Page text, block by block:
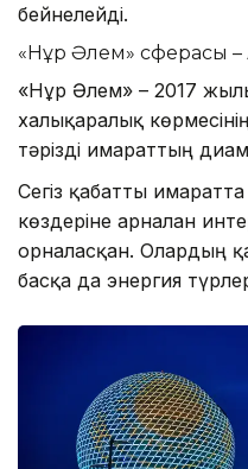
бейнелейді.
«Нұр Әлем» сферасы –
«Нұр Әлем» – 2017
халықаралық
тәрізді ғимараттың
Сегіз қабатты
көздеріне арналған
орналасқан. Олардың
басқа да энергия